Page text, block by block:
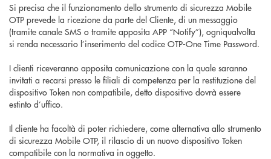
Si precisa che il funzionamento dello strumento di sicurezza Mobile
OTP prevede la ricezione da parte del Cliente, di un messaggio
(tramite canale SMS o tramite apposita APP “Notify”), ogniqualvolta
si renda necessario l’inserimento del codice OTP-One Time Password.
I clienti riceveranno apposita comunicazione con la quale saranno
invitati a recarsi presso le filiali di competenza per la restituzione del
dispositivo Token non compatibile, detto dispositivo dovrà essere
estinto d’uffico.
Il cliente ha facoltà di poter richiedere, come alternativa allo strumento
di sicurezza Mobile OTP, il rilascio di un nuovo dispositivo Token
compatibile con la normativa in oggetto.